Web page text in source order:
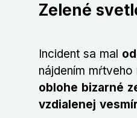
Zelené
Incident sa mal
nájdením
oblohe bizarné
vzdialenej